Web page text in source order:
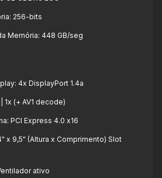
256-bits
Memória: 448 GB/seg
4x DisplayPort 1.4a
1x (+ AV1 decode)
PCI Express 4.0 x16
x 9,5" (Altura x Comprimento) Slot
ativo